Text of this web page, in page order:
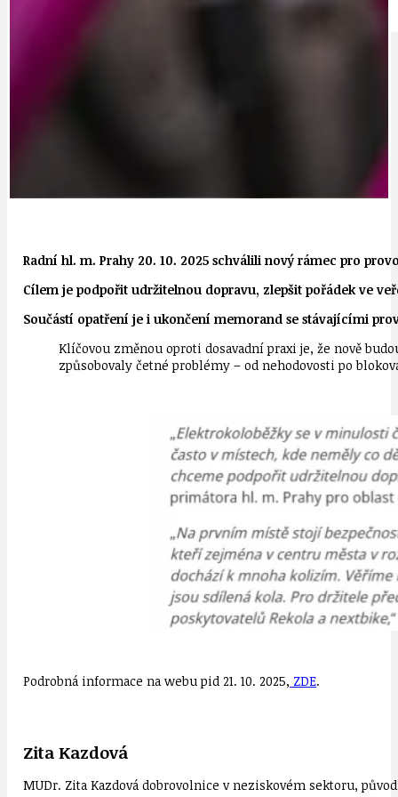
Radní hl. m. Prahy 20. 10. 2025 schválili nový rámec pro
Cílem je podpořit udržitelnou dopravu, zlepšit pořádek ve
Součástí opatření je i ukončení memorand se stávajícími
Klíčovou změnou oproti dosavadní praxi je, že nově
způsobovaly četné problémy – od nehodovosti po
Podrobná informace na webu pid 21. 10. 2025, ZDE.
Zita Kazdová
MUDr. Zita Kazdová dobrovolnice v neziskovém sektoru,